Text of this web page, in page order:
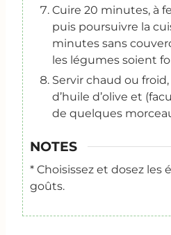
Cuire 20 minutes, à
puis poursuivre la
minutes sans
les légumes soient
Servir chaud ou
d’huile d’olive et
de quelques
NOTES
* Choisissez et dosez les
goûts.